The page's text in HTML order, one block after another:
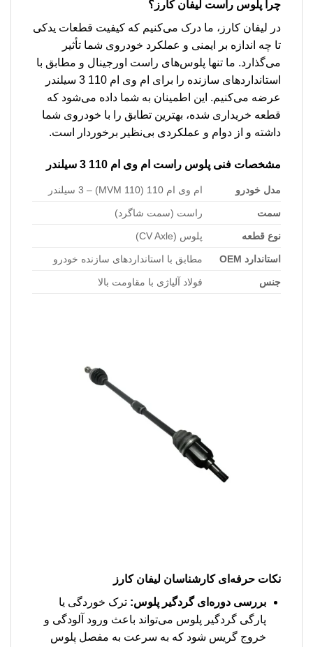
چرا پلوس راست لیفان کارز؟
در لیفان کارز، ما درک می‌کنیم که کیفیت قطعات یدکی
تا چه اندازه بر ایمنی و عملکرد خودروی شما تأثیر
می‌گذارد. ما تنها پلوس‌های راست اورجینال و مطابق با
استانداردهای سازنده را برای ام وی ام 110 3 سیلندر
عرضه می‌کنیم. این اطمینان به شما داده می‌شود که
قطعه خریداری شده، بهترین تطابق را با خودروی شما
داشته و از دوام و عملکردی بی‌نظیر برخوردار است.
مشخصات فنی پلوس راست ام وی ام 110 3 سیلندر
مدل خودرو ام وی ام 110 (MVM 110) – 3 سیلندر
سمت راست (سمت شاگرد)
نوع قطعه پلوس (CV Axle)
استاندارد OEM مطابق با استانداردهای سازنده خودرو
جنس فولاد آلیاژی با مقاومت بالا
نکات حرفه‌ای کارشناسان لیفان کارز
بررسی دوره‌ای گردگیر پلوس: ترک خوردگی یا
پارگی گردگیر پلوس می‌تواند باعث ورود آلودگی و
خروج گریس شود که به سرعت به مفصل پلوس